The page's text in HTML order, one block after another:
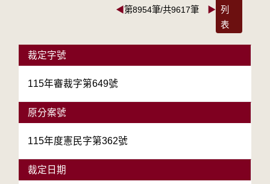
◀第8954筆/共9617筆 ▶ 列
表
裁定字號
115年審裁字第649號
原分案號
115年度憲民字第362號
裁定日期